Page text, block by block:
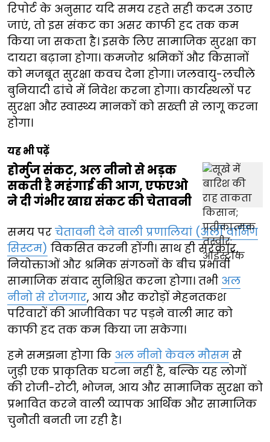
रिपोर्ट के अनुसार यदि समय रहते सही कदम उठाए
जाएं, तो इस संकट का असर काफी हद तक कम
किया जा सकता है। इसके लिए सामाजिक सुरक्षा का
दायरा बढ़ाना होगा। कमजोर श्रमिकों और किसानों
को मजबूत सुरक्षा कवच देना होगा। जलवायु-लचीले
बुनियादी ढांचे में निवेश करना होगा। कार्यस्थलों पर
सुरक्षा और स्वास्थ्य मानकों को सख्ती से लागू करना
होगा।
यह भी पढ़ें
होर्मुज संकट, अल नीनो से भड़क
सकती है महंगाई की आग, एफएओ
ने दी गंभीर खाद्य संकट की चेतावनी
समय पर चेतावनी देने वाली प्रणालियां (अर्ली वार्निंग
सिस्टम) विकसित करनी होंगी। साथ ही सरकार,
नियोक्ताओं और श्रमिक संगठनों के बीच प्रभावी
सामाजिक संवाद सुनिश्चित करना होगा। तभी अल
नीनो से रोजगार, आय और करोड़ों मेहनतकश
परिवारों की आजीविका पर पड़ने वाली मार को
काफी हद तक कम किया जा सकेगा।
हमे समझना होगा कि अल नीनो केवल मौसम से
जुड़ी एक प्राकृतिक घटना नहीं है, बल्कि यह लोगों
की रोजी-रोटी, भोजन, आय और सामाजिक सुरक्षा को
प्रभावित करने वाली व्यापक आर्थिक और सामाजिक
चुनौती बनती जा रही है।